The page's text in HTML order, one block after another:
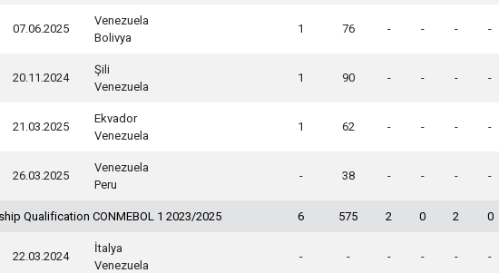
07.06.2025
Venezuela
Bolivya
1 76 - - - -
20.11.2024
Şili
Venezuela
1 90 - - - -
21.03.2025
Ekvador
Venezuela
1 62 - - - -
26.03.2025
Venezuela
Peru
- 38 - - - -
Qualification CONMEBOL 1 2023/2025 6 575 2 0 2 0
22.03.2024
İtalya
Venezuela
- - - - - -